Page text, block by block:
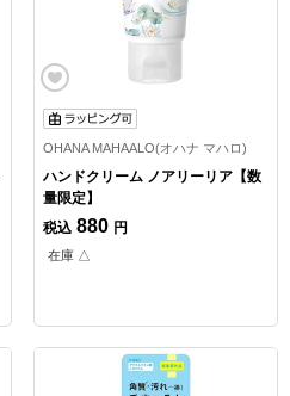
OHANA MAHAALO(オハナ マハロ)
ハンドクリーム ノアリーリア【数
量限定】
税込 880 円
在庫 △